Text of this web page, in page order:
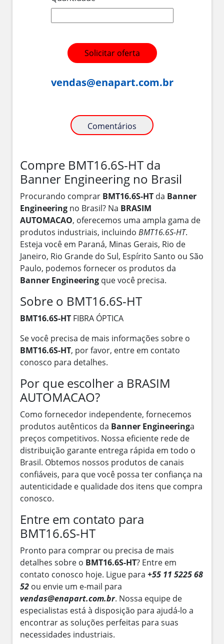
Solicitar oferta
vendas@enapart.com.br
Comentários
Compre BMT16.6S-HT da
Banner Engineering no Brasil
Procurando comprar BMT16.6S-HT da Banner
Engineering no Brasil? Na BRASIM
AUTOMACAO, oferecemos uma ampla gama de
produtos industriais, incluindo BMT16.6S-HT.
Esteja você em Paraná, Minas Gerais, Rio de
Janeiro, Rio Grande do Sul, Espírito Santo ou São
Paulo, podemos fornecer os produtos da
Banner Engineering que você precisa.
Sobre o BMT16.6S-HT
BMT16.6S-HT FIBRA ÓPTICA
Se você precisa de mais informações sobre o
BMT16.6S-HT, por favor, entre em contato
conosco para detalhes.
Por que escolher a BRASIM
AUTOMACAO?
Como fornecedor independente, fornecemos
produtos autênticos da Banner Engineeringa
preços competitivos. Nossa eficiente rede de
distribuição garante entrega rápida em todo o
Brasil. Obtemos nossos produtos de canais
confiáveis, para que você possa ter confiança na
autenticidade e qualidade dos itens que compra
conosco.
Entre em contato para
BMT16.6S-HT
Pronto para comprar ou precisa de mais
detalhes sobre o BMT16.6S-HT? Entre em
contato conosco hoje. Ligue para +55 11 5225 68
52 ou envie um e-mail para
vendas@enapart.com.br. Nossa equipe de
especialistas está à disposição para ajudá-lo a
encontrar as soluções perfeitas para suas
necessidades industriais.